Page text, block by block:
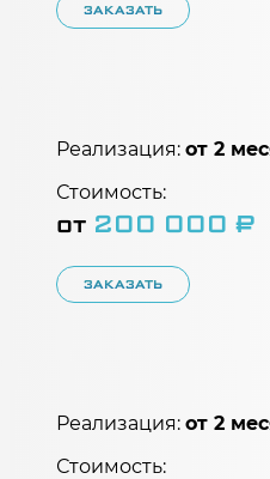
ЗАКАЗАТЬ
Реализация: от 2
Стоимость:
от 200 000 ₽
ЗАКАЗАТЬ
Реализация: от 2
Стоимость: